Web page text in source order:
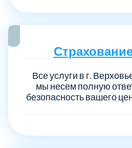
Все услуги в г.
мы несем полную
безопасность вашего